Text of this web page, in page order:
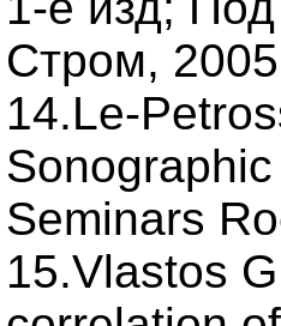
Стром,
14.Le-
Seminars
15.Vlastos